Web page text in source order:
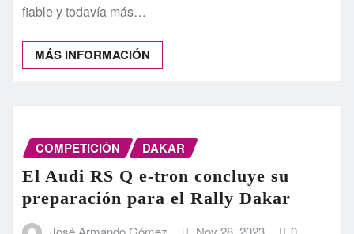
fiable y todavía más…
MÁS INFORMACIÓN
COMPETICIÓN DAKAR
El Audi RS Q e-tron concluye su
preparación para el Rally Dakar